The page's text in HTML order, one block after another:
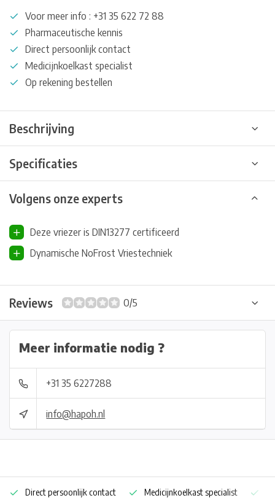
Voor meer info : +31 35 622 72 88
Pharmaceutische kennis
Direct persoonlijk contact
Medicijnkoelkast specialist
Op rekening bestellen
Beschrijving
Specificaties
Volgens onze experts
Deze vriezer is DIN13277 certificeerd
Dynamische NoFrost Vriestechniek
Reviews 0/5
Meer informatie nodig ?
+31 35 6227288
info@hapoh.nl
Direct persoonlijk contact Medicijnkoelkast specialist